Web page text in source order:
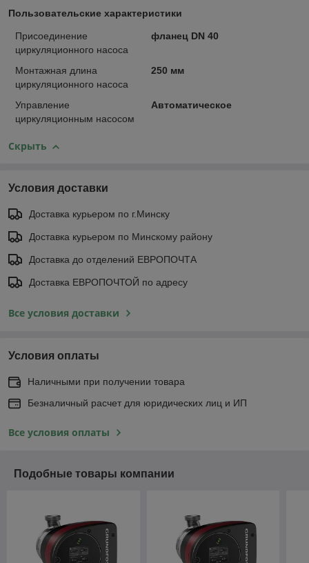
Пользовательские характеристики
Присоединение
циркуляционного насоса
фланец DN 40
Монтажная длина
циркуляционного насоса
250 мм
Управление
циркуляционным насосом
Автоматическое
Скрыть
Условия доставки
Доставка курьером по г.Минску
Доставка курьером по Минскому району
Доставка до отделений ЕВРОПОЧТА
Доставка ЕВРОПОЧТОЙ по адресу
Все условия доставки
Условия оплаты
Наличными при получении товара
Безналичный расчет для юридических лиц и ИП
Все условия оплаты
Подобные товары компании